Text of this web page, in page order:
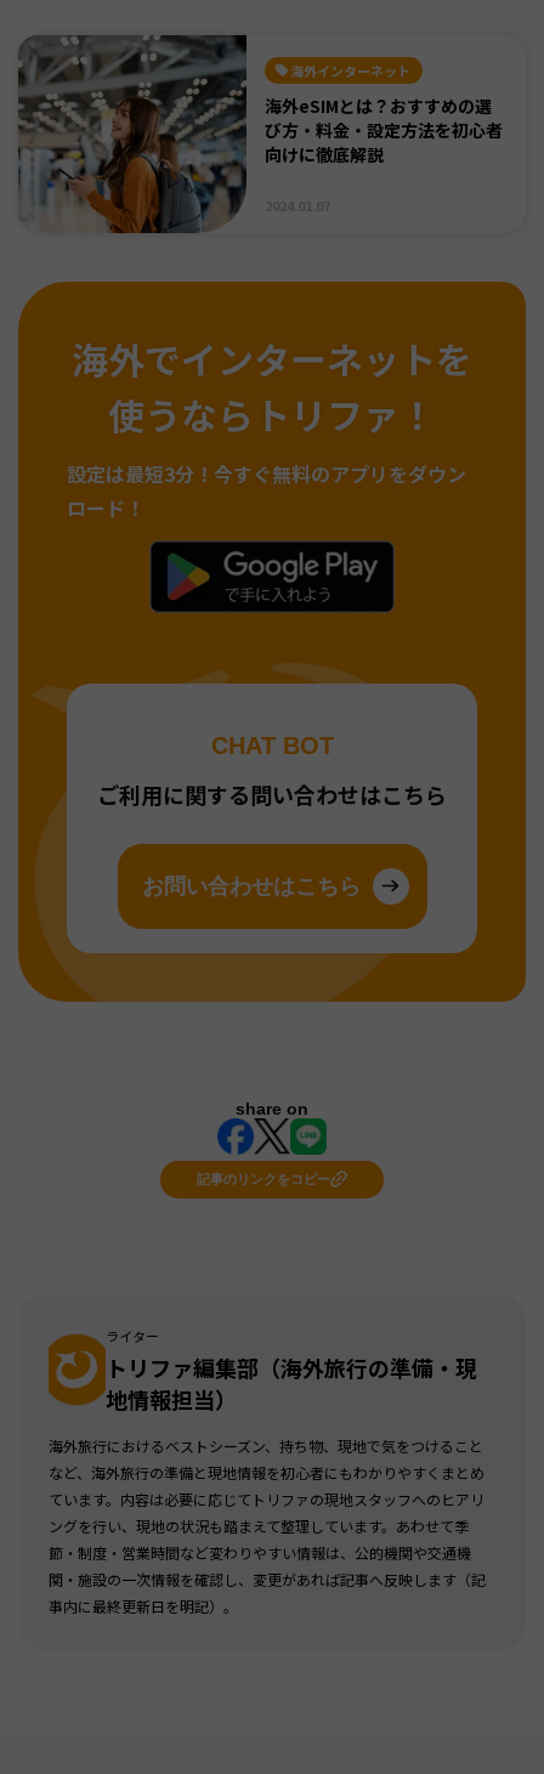
海外インターネット
海外eSIMとは？おすすめの選
び方・料金・設定方法を初心者
向けに徹底解説
海外でインターネットを
使うならトリファ！
設定は最短3分！ 今すぐ無料のアプリをダウン
ロード！
CHAT BOT
ご利用に関する問い合わせはこちら
お問い合わせはこちら
share on
記事のリンクをコピー
ライター
トリファ編集部（海外旅行の準備・現
地情報担当）
海外旅行におけるベストシーズン、持ち物、現地で気をつけること
など、海外旅行の準備と現地情報を初心者にもわかりやすくまとめ
ています。内容は必要に応じてトリファの現地スタッフへのヒアリ
ングを行い、現地の状況も踏まえて整理しています。あわせて季
節・制度・営業時間など変わりやすい情報は、公的機関や交通機
関・施設の一次情報を確認し、変更があれば記事へ反映します（記
事内に最終更新日を明記）。